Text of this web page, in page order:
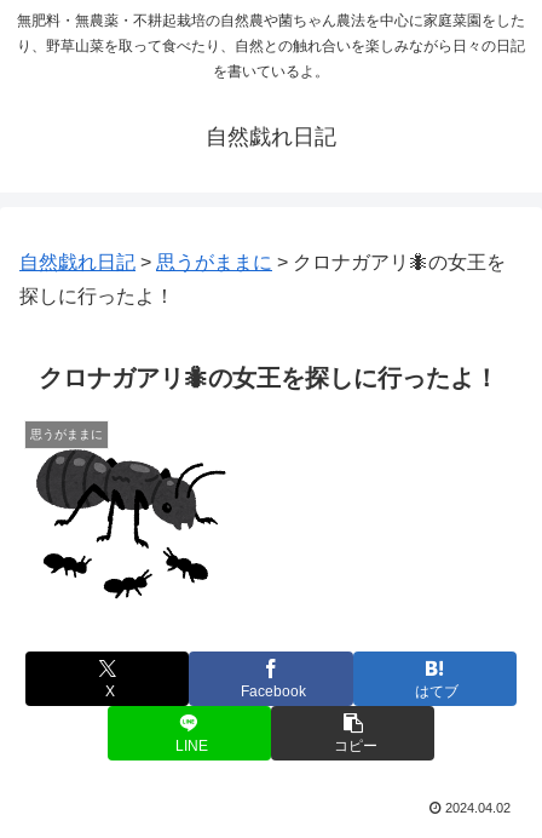
無肥料・無農薬・不耕起栽培の自然農や菌ちゃん農法を中心に家庭菜園をした
り、野草山菜を取って食べたり、自然との触れ合いを楽しみながら日々の日記
を書いているよ。
自然戯れ日記
自然戯れ日記 > 思うがままに > クロナガアリ🐜の女王を
探しに行ったよ！
クロナガアリ🐜の女王を探しに行ったよ！
思うがままに
X Facebook はてブ
LINE コピー
2024.04.02